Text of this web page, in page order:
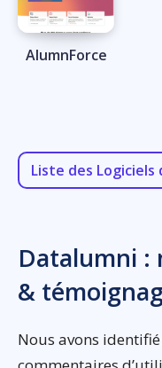
AlumnForce
Liste des
Datalumni :
&
Nous avons